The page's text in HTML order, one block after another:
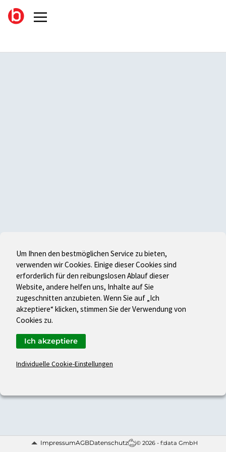
ImpressumAGBDatenschutz © 2026 - f:data GmbH
Um Ihnen den bestmöglichen Service zu bieten,
verwenden wir Cookies. Einige dieser Cookies sind
erforderlich für den reibungslosen Ablauf dieser
Website, andere helfen uns, Inhalte auf Sie
zugeschnitten anzubieten. Wenn Sie auf „Ich
akzeptiere“ klicken, stimmen Sie der Verwendung von
Cookies zu.
Individuelle Cookie-Einstellungen
Ich akzeptiere